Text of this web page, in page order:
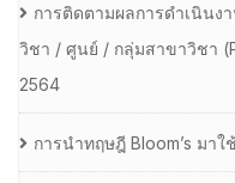
การติดตามผลการดำเนินง
วิชา / ศูนย์ / กลุ่มสาขาวิชา
2564
การนำทฤษฎี Bloom’s มา